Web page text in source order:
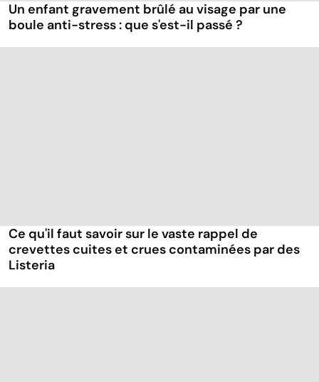
Un enfant gravement brûlé au visage par une
boule anti-stress : que s'est-il passé ?
Ce qu'il faut savoir sur le vaste rappel de
crevettes cuites et crues contaminées par des
Listeria